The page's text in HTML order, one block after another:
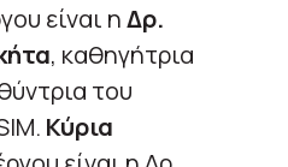
είναι ηΔρ.
, καθηγήτρια
του
Κύρια